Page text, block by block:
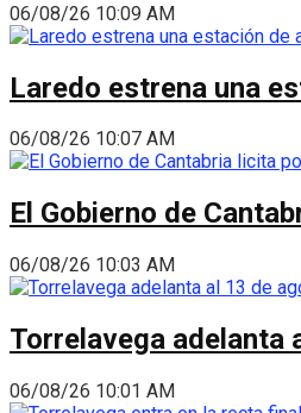
06/08/26 10:09 AM
Laredo estrena una
06/08/26 10:07 AM
El Gobierno de
06/08/26 10:03 AM
Torrelavega adelanta
06/08/26 10:01 AM